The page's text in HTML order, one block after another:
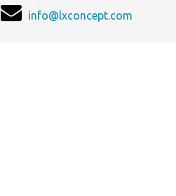
info@lxconcept.com